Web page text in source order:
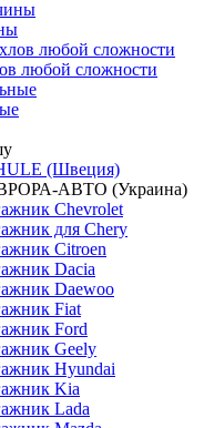
любой сложности
(Швеция)
АВТО (Украина)
Chevrolet
для Chery
Citroen
Dacia
Daewoo
Fiat
Ford
Geely
Hyundai
Kia
Lada